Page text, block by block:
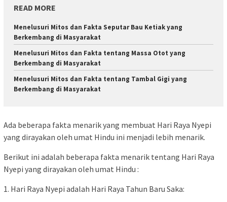
READ MORE
Menelusuri Mitos dan Fakta Seputar Bau Ketiak yang
Berkembang di Masyarakat
Menelusuri Mitos dan Fakta tentang Massa Otot yang
Berkembang di Masyarakat
Menelusuri Mitos dan Fakta tentang Tambal Gigi yang
Berkembang di Masyarakat
Ada beberapa fakta menarik yang membuat Hari Raya Nyepi
yang dirayakan oleh umat Hindu ini menjadi lebih menarik.
Berikut ini adalah beberapa fakta menarik tentang Hari Raya
Nyepi yang dirayakan oleh umat Hindu :
1. Hari Raya Nyepi adalah Hari Raya Tahun Baru Saka: